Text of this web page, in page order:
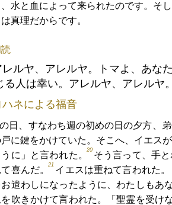
水と血によって来られたのです。そ
は真理だからです。
レルヤ、アレルヤ。トマよ、あな
る人は幸い。アレルヤ、アレルヤ。
ハネによる福音
日、すなわち週の初めの日の夕方、
戸に鍵をかけていた。そこへ、イエス
に」と言われた。
20
そう言って、手
喜んだ。
21
イエスは重ねて言われた
遣わしになったように、わたしもあ
を吹きかけて言われた。「聖霊を受け